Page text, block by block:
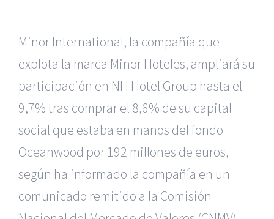
Minor International, la compañía que
explota la marca Minor Hoteles, ampliará su
participación en NH Hotel Group hasta el
9,7% tras comprar el 8,6% de su capital
social que estaba en manos del fondo
Oceanwood por 192 millones de euros,
según ha informado la compañía en un
comunicado remitido a la Comisión